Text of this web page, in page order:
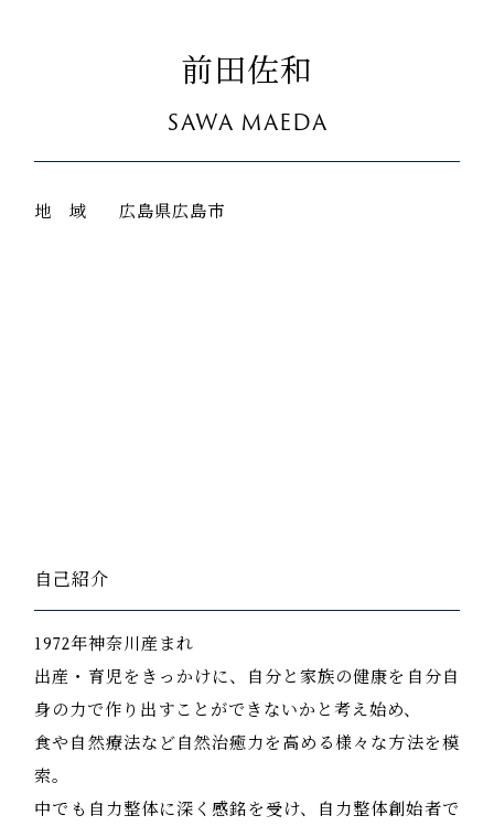
前田佐和
SAWA MAEDA
地 域 広島県広島市
自己紹介
1972年神奈川産まれ
出産・育児をきっかけに、自分と家族の健康を自分自
身の力で作り出すことができないかと考え始め、
食や自然療法など自然治癒力を高める様々な方法を模
索。
中でも自力整体に深く感銘を受け、自力整体創始者で